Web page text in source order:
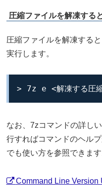
圧縮ファイルを解凍する
圧縮ファイルを解凍する
実行します。
> 7z e <解凍する圧
なお、7zコマンドの詳し
行すればコマンドのヘル
でも使い方を参照できます
Command Line Version